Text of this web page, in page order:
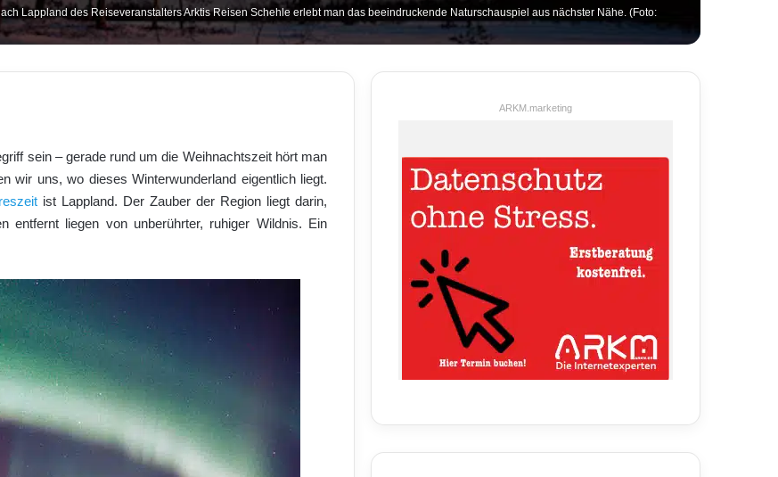
Lappland des Reiseveranstalters Arktis Reisen Schehle erlebt man das beeindruckende Naturschauspiel aus nächster Nähe. (Foto:
sein – gerade rund um die Weihnachtszeit hört man
wir uns, wo dieses Winterwunderland eigentlich liegt.
ist Lappland. Der Zauber der Region liegt darin,
entfernt liegen von unberührter, ruhiger Wildnis. Ein
ARKM.marketing